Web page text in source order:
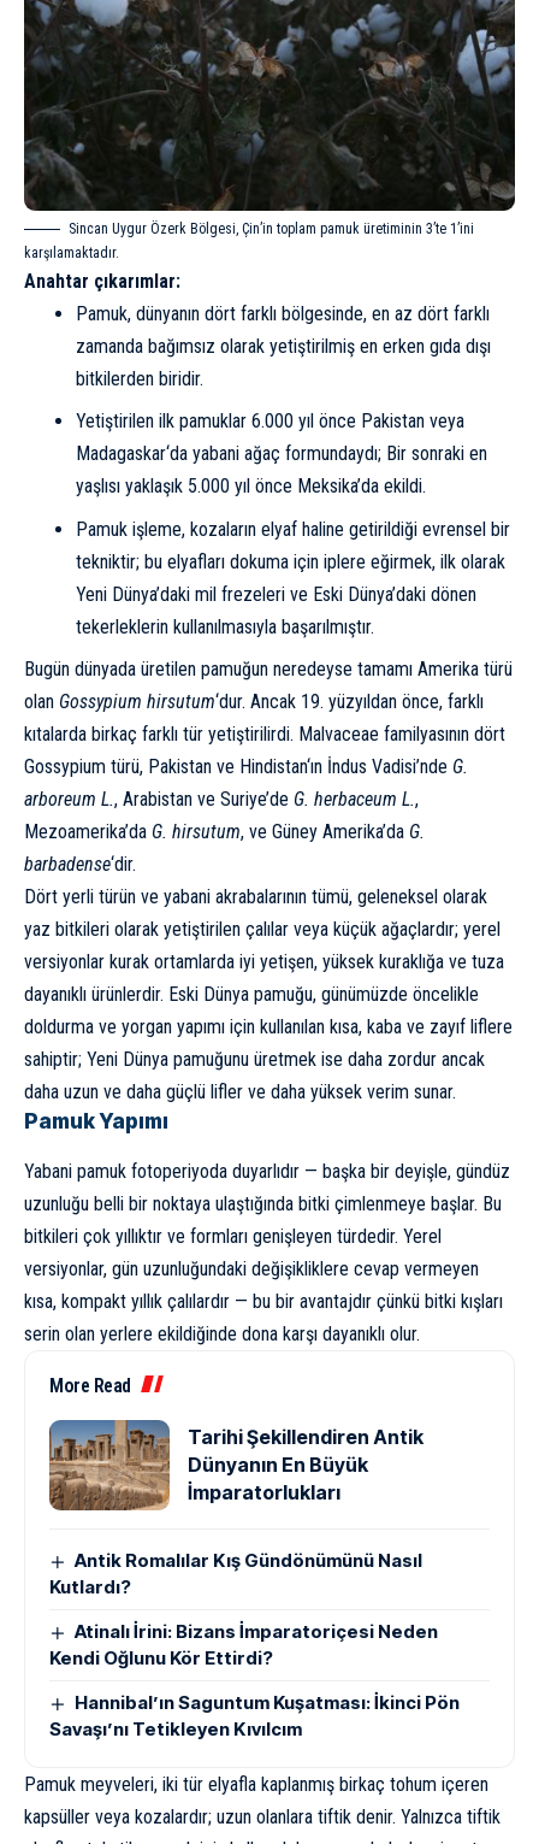
Sincan Uygur Özerk Bölgesi, Çin’in toplam pamuk üretiminin 3’te 1’ini
karşılamaktadır.
Anahtar çıkarımlar:
Pamuk, dünyanın dört farklı bölgesinde, en az dört farklı
zamanda bağımsız olarak yetiştirilmiş en erken gıda dışı
bitkilerden biridir.
Yetiştirilen ilk pamuklar 6.000 yıl önce Pakistanveya
Madagaskar‘da yabani ağaç formundaydı; Bir sonraki en
yaşlısı yaklaşık 5.000 yıl önce Meksika’da ekildi.
Pamuk işleme, kozaların elyaf haline getirildiği evrensel bir
tekniktir; bu elyafları dokuma için iplere eğirmek, ilk olarak
Yeni Dünya’daki mil frezeleri ve Eski Dünya’daki dönen
tekerleklerin kullanılmasıyla başarılmıştır.
Bugün dünyada üretilen pamuğun neredeyse tamamı Amerika türü
olan Gossypium hirsutum‘dur. Ancak 19. yüzyıldan önce, farklı
kıtalarda birkaç farklı tür yetiştirilirdi. Malvaceae familyasının dört
Gossypium türü, Pakistan ve Hindistan‘ın İndus Vadisi’nde G.
arboreum L., Arabistan ve Suriye’de G. herbaceum L.,
Mezoamerika’da G. hirsutum, ve Güney Amerika’da G.
barbadense‘dir.
Dört yerli türün ve yabani akrabalarının tümü, geleneksel olarak
yaz bitkileri olarak yetiştirilen çalılar veya küçük ağaçlardır; yerel
versiyonlar kurak ortamlarda iyi yetişen, yüksek kuraklığa ve tuza
dayanıklı ürünlerdir. Eski Dünya pamuğu, günümüzde öncelikle
doldurma ve yorgan yapımı için kullanılan kısa, kaba ve zayıf liflere
sahiptir; Yeni Dünya pamuğunu üretmek ise daha zordur ancak
daha uzun ve daha güçlü lifler ve daha yüksek verim sunar.
Pamuk Yapımı
Yabani pamuk fotoperiyoda duyarlıdır — başka bir deyişle, gündüz
uzunluğu belli bir noktaya ulaştığında bitki çimlenmeye başlar. Bu
bitkileri çok yıllıktır ve formları genişleyen türdedir. Yerel
versiyonlar, gün uzunluğundaki değişikliklere cevap vermeyen
kısa, kompakt yıllık çalılardır — bu bir avantajdır çünkü bitki kışları
serin olan yerlere ekildiğinde dona karşı dayanıklı olur.
More Read
Tarihi Şekillendiren Antik
Dünyanın En Büyük
İmparatorlukları
Antik Romalılar Kış Gündönümünü Nasıl
Kutlardı?
Atinalı İrini: Bizans İmparatoriçesi Neden
Kendi Oğlunu Kör Ettirdi?
Hannibal’ın Saguntum Kuşatması: İkinci Pön
Savaşı’nı Tetikleyen Kıvılcım
Pamuk meyveleri, iki tür elyafla kaplanmış birkaç tohum içeren
kapsüller veya kozalardır; uzun olanlara tiftik denir. Yalnızca tiftik